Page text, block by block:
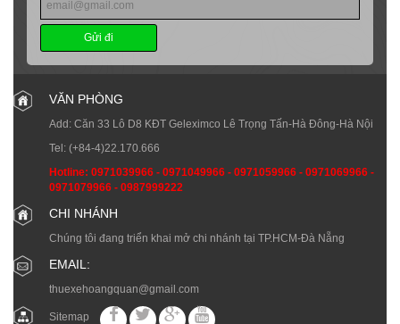
Gửi đi
VĂN PHÒNG
Add: Căn 33 Lô D8 KĐT Geleximco Lê Trọng Tấn-Hà Đông-Hà Nội
Tel: (+84-4)22.170.666
Hotline: 0971039966 - 0971049966 - 0971059966 - 0971069966 -
0971079966 - 0987999222
CHI NHÁNH
Chúng tôi đang triển khai mở chi nhánh tại TP.HCM-Đà Nẵng
EMAIL:
thuexehoangquan@gmail.com
Sitemap